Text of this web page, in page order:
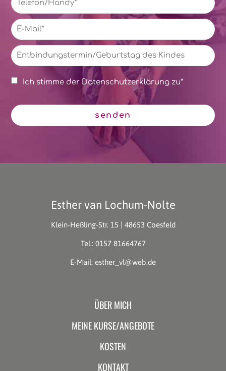
E-
Mail*
Entbindungstermin/Geburtstag
des
Kindes
Einwilligung*
Ich stimme der Datenschutzerklärung zu*
Esther van Lochum-Nolte
Klein-Heßling-Str. 15 | 48653 Coesfeld
Tel.: 0157 81664767
E-Mail: esther_vl@web.de
ÜBER MICH
MEINE KURSE/ANGEBOTE
KOSTEN
KONTAKT